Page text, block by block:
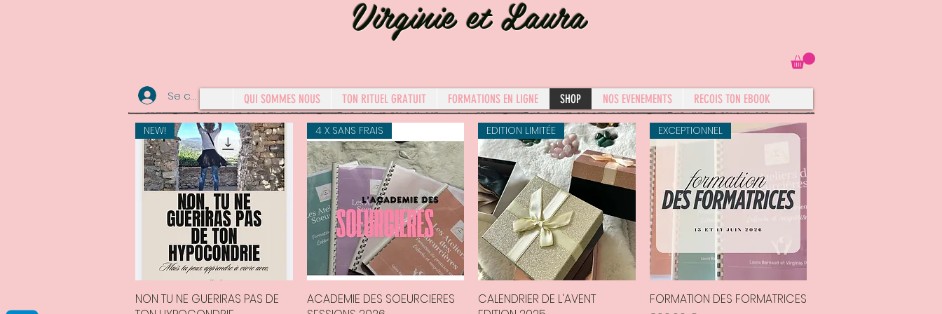
Virginie et Laura
Se connecter QUI SOMMES NOUS TON RITUEL GRATUIT FORMATIONS EN LIGNE SHOP NOS EVENEMENTS RECOIS TON EBOOK
Aperçu rapide
NEW!
NON TU NE GUERIRAS PAS DE
Aperçu rapide
4 X SANS FRAIS
ACADEMIE DES SOEURCIERES
Aperçu rapide
EDITION LIMITÉE
CALENDRIER DE L'AVENT
Aperçu rapide
EXCEPTIONNEL
FORMATION DES FORMATRICES